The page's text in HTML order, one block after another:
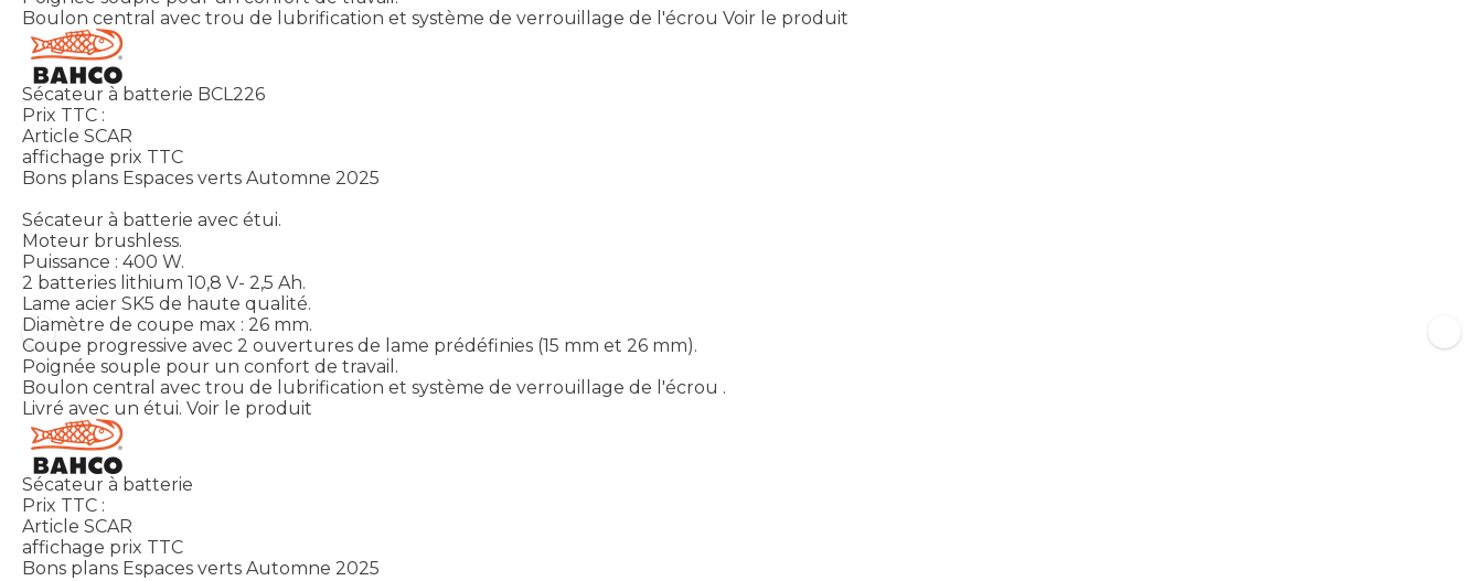
Boulon central avec trou de lubrification et système de verrouillage de l'écrou Voir le produit
Sécateur à batterie BCL226
Prix TTC :
Article SCAR
affichage prix TTC
Bons plans Espaces verts Automne 2025
Sécateur à batterie avec étui.
Moteur brushless.
Puissance : 400 W.
2 batteries lithium 10,8 V- 2,5 Ah.
Lame acier SK5 de haute qualité.
Diamètre de coupe max : 26 mm.
Coupe progressive avec 2 ouvertures de lame prédéfinies (15 mm et 26 mm).
Poignée souple pour un confort de travail.
Boulon central avec trou de lubrification et système de verrouillage de l'écrou .
Livré avec un étui. Voir le produit
Sécateur à batterie
Prix TTC :
Article SCAR
affichage prix TTC
Bons plans Espaces verts Automne 2025